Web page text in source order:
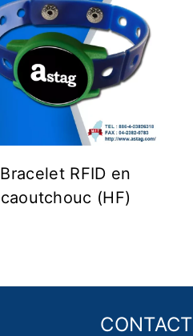
Bracelet RFID en
caoutchouc (HF)
CONTACT